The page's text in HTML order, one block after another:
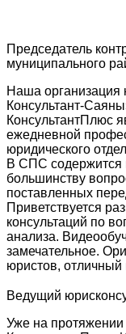
Председатель
муниципального
Наша организация
Консультант-
КонсультантПлюс
ежедневной
юридического
В СПС содержится
большинству
поставленных
Приветствуется
консультаций по
анализа.
замечательное.
юристов, отличный
Ведущий
Уже на протяжении